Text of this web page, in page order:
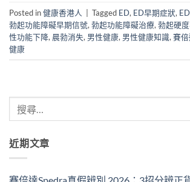
Posted in健康香港人 | Tagged ED, ED早期症狀,
勃起功能障礙早期信號, 勃起功能障礙治療, 勃起硬
性功能下降, 晨勃消失, 男性健康, 男性健康知識, 賽倍
健康
近期文章